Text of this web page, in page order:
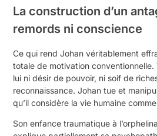
La construction d’un
remords ni conscience
Ce qui rend Johan véritablement
totale de motivation
lui ni désir de pouvoir, ni soif de
reconnaissance. Johan tue et
qu’il considère la vie humaine
Son enfance traumatique à